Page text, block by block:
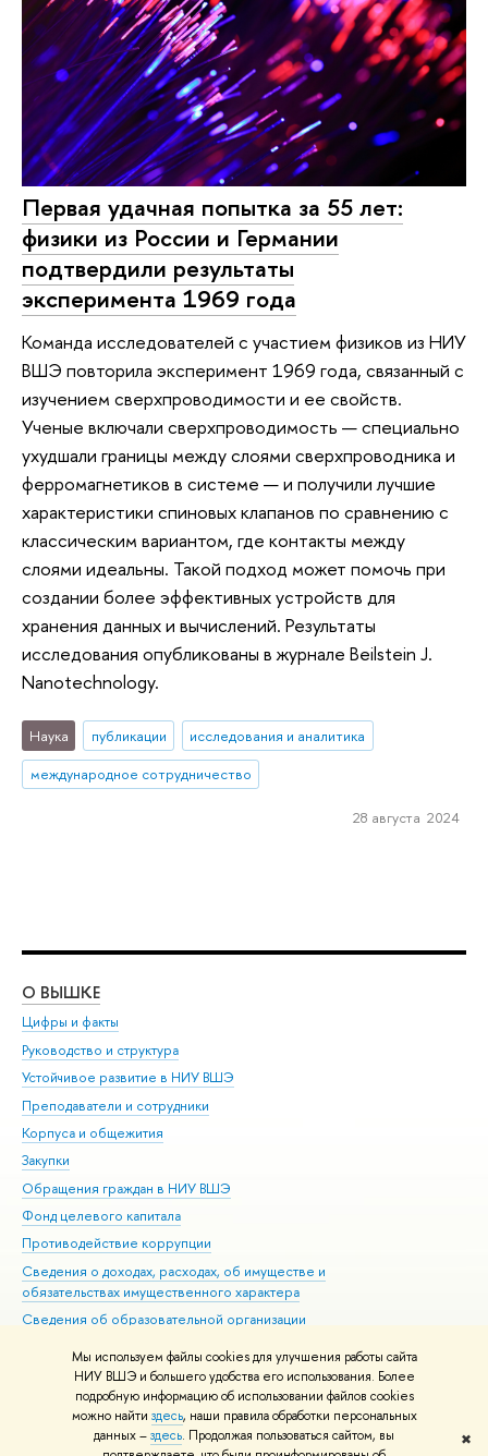
Мы используем файлы cookies для улучшения работы сайта
НИУ ВШЭ и большего удобства его использования. Более
подробную информацию об использовании файлов cookies
можно найти здесь, наши правила обработки персональных
данных –здесь. Продолжая пользоваться сайтом, вы
✖
Первая удачная попытка за 55 лет:
физики из России и Германии
подтвердили результаты
эксперимента 1969 года
Команда исследователей с участием физиков из НИУ
ВШЭ повторила эксперимент 1969 года, связанный с
изучением сверхпроводимости и ее свойств.
Ученые включали сверхпроводимость — специально
ухудшали границы между слоями сверхпроводника и
ферромагнетиков в системе — и получили лучшие
характеристики спиновых клапанов по сравнению с
классическим вариантом, где контакты между
слоями идеальны. Такой подход может помочь при
создании более эффективных устройств для
хранения данных и вычислений. Результаты
исследования опубликованы в журнале Beilstein J.
Nanotechnology.
Наука публикации
исследования и аналитика
международное сотрудничество
28 августа 2024
О ВЫШКЕ
Цифры и факты
Руководство и структура
Устойчивое развитие в НИУ ВШЭ
Преподаватели и сотрудники
Корпуса и общежития
Закупки
Обращения граждан в НИУ ВШЭ
Фонд целевого капитала
Противодействие коррупции
Сведения о доходах, расходах, об имуществе и
обязательствах имущественного характера
Сведения об образовательной организации
Людям с ограниченными возможностями здоровья
Единая платежная страница
Работа в Вышке